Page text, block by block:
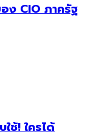
ง CIO ภาครัฐ
ช้! ใครได้